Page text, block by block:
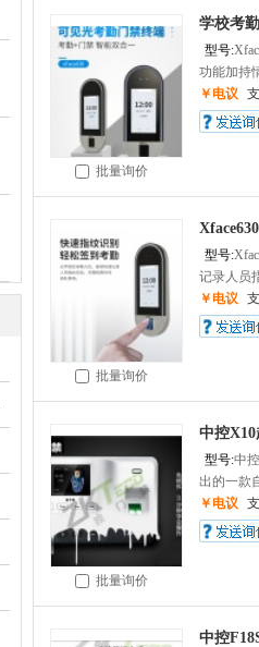
批量询价
学校考
型号:
功能加持
￥电议
批量询价
型号:
记录人员
￥电议
批量询价
中控
型号:中
出的一款
￥电议
中控